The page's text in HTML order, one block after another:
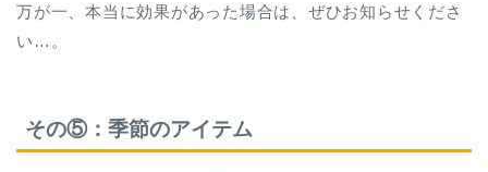
万が一、本当に効果があった場合は、ぜひお知らせくださ
い…。
その⑤：季節のアイテム